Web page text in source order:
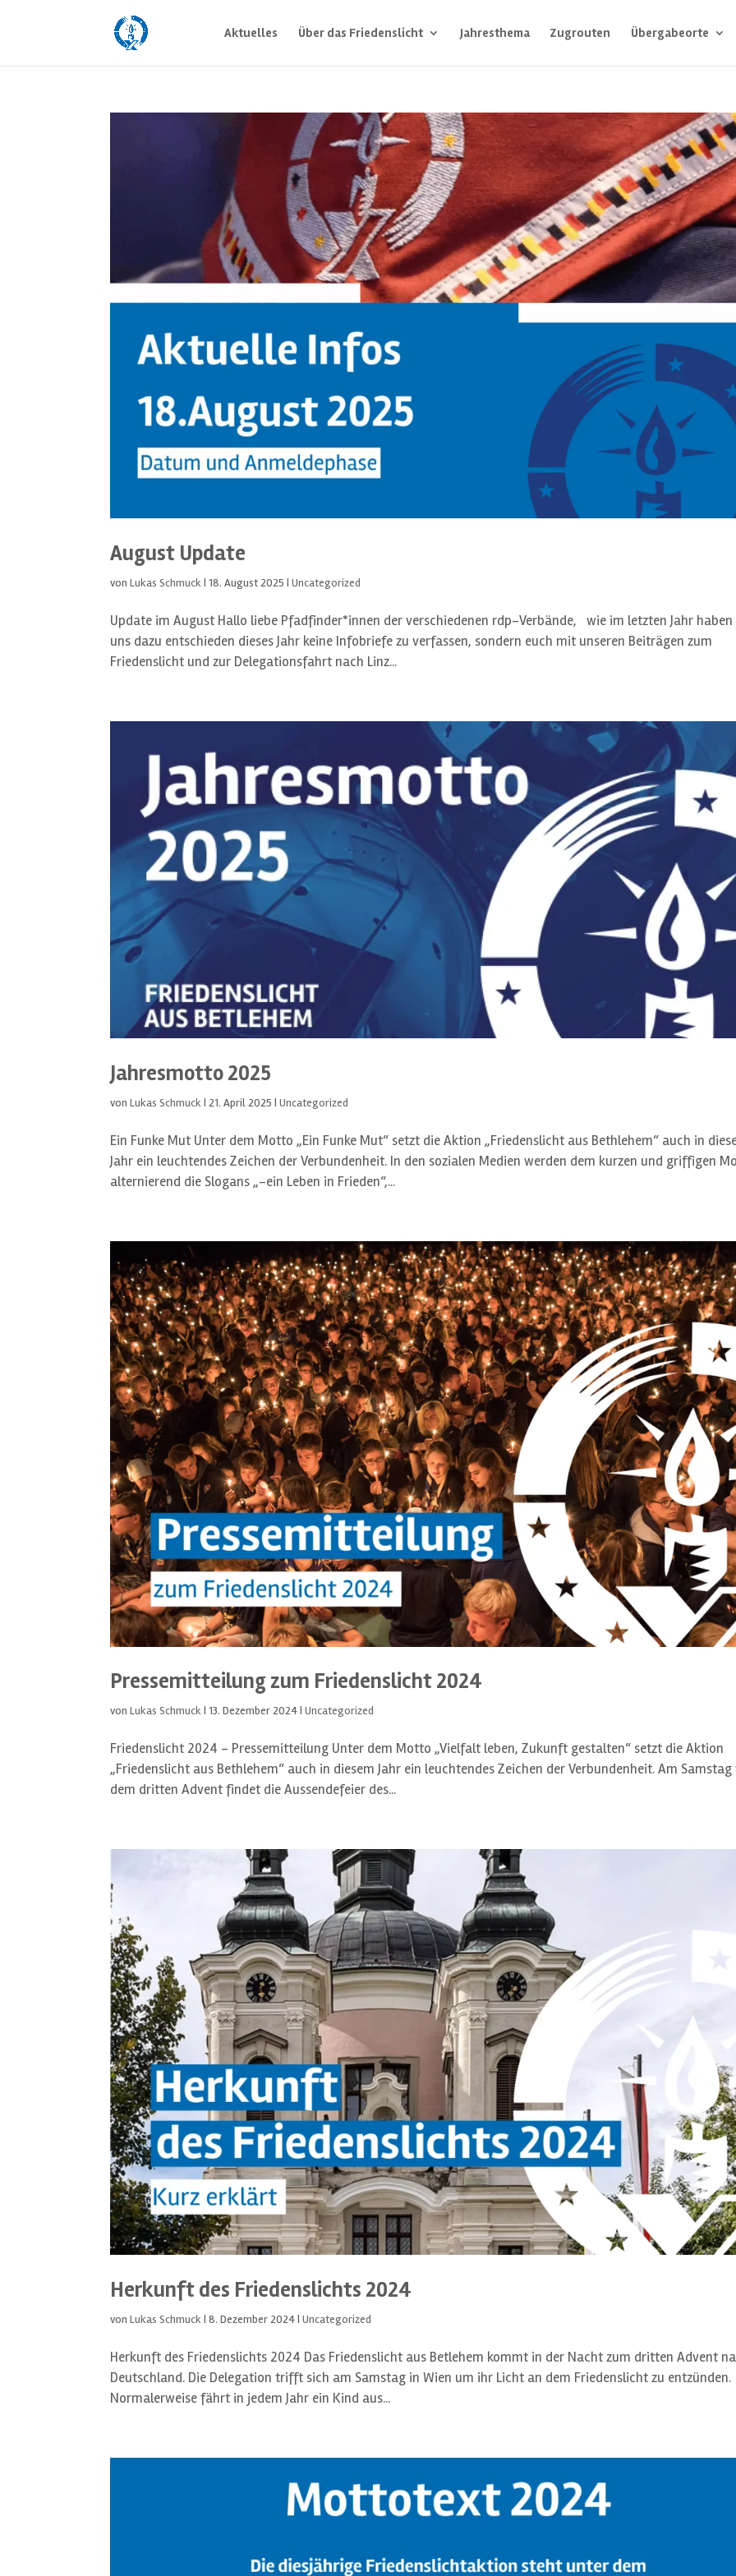
Aktuelles Über das Friedenslicht Jahresthema Zugrouten Übergabeorte
August Update
vonLukas Schmuck|18. August 2025 |Uncategorized
Update im August Hallo liebe Pfadfinder*innen der verschiedenen rdp-Verbände, wie im letzten Jahr
uns dazu entschieden dieses Jahr keine Infobriefe zu verfassen, sondern euch mit unseren Beiträgen zum
Friedenslicht und zur Delegationsfahrt nach Linz...
Jahresmotto 2025
vonLukas Schmuck|21. April 2025 |Uncategorized
Ein Funke Mut Unter dem Motto „Ein Funke Mut“ setzt die Aktion „Friedenslicht aus Bethlehem“ auch in
Jahr ein leuchtendes Zeichen der Verbundenheit. In den sozialen Medien werden dem kurzen und griffigen
alternierend die Slogans „-ein Leben in Frieden“,...
Pressemitteilung zum Friedenslicht 2024
vonLukas Schmuck|13. Dezember 2024|Uncategorized
Friedenslicht 2024 – Pressemitteilung Unter dem Motto „Vielfalt leben, Zukunft gestalten“ setzt die Aktion
„Friedenslicht aus Bethlehem“ auch in diesem Jahr ein leuchtendes Zeichen der Verbundenheit. Am
dem dritten Advent findet die Aussendefeier des...
Herkunft des Friedenslichts 2024
vonLukas Schmuck|8. Dezember 2024|Uncategorized
Herkunft des Friedenslichts 2024 Das Friedenslicht aus Betlehem kommt in der Nacht zum dritten Advent
Deutschland. Die Delegation trifft sich am Samstag in Wien um ihr Licht an dem Friedenslicht zu entzünden.
Normalerweise fährt in jedem Jahr ein Kind aus...